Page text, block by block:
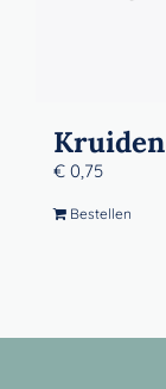
€ 0,75
Bestellen